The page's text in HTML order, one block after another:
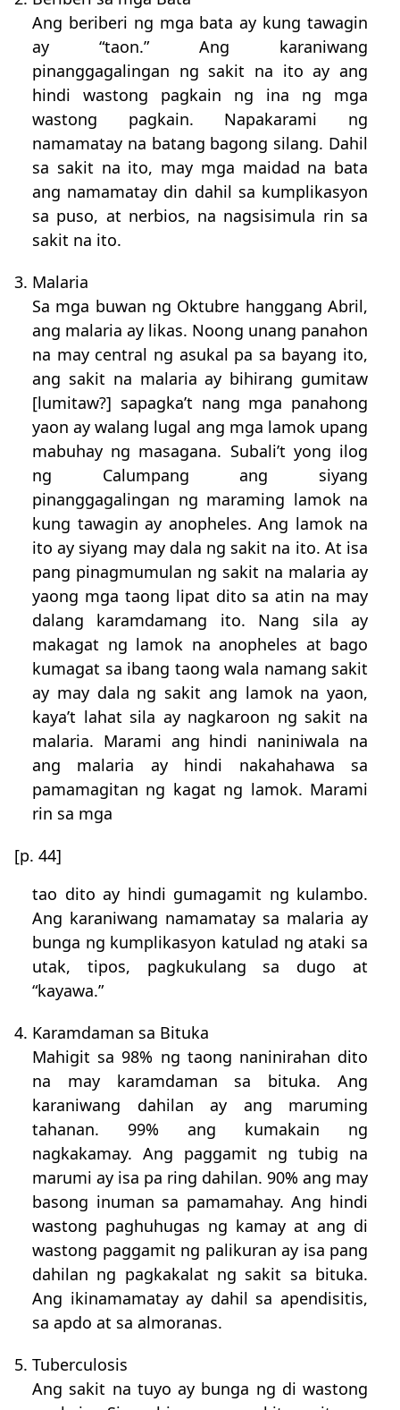
Ang beriberi ng mga bata ay kung tawagin
ay “taon.” Ang karaniwang
pinanggagalingan ng sakit na ito ay ang
hindi wastong pagkain ng ina ng mga
wastong pagkain. Napakarami ng
namamatay na batang bagong silang. Dahil
sa sakit na ito, may mga maidad na bata
ang namamatay din dahil sa kumplikasyon
sa puso, at nerbios, na nagsisimula rin sa
sakit na ito.
3. Malaria
Sa mga buwan ng Oktubre hanggang Abril,
ang malaria ay likas. Noong unang panahon
na may central ng asukal pa sa bayang ito,
ang sakit na malaria ay bihirang gumitaw
[lumitaw?] sapagka’t nang mga panahong
yaon ay walang lugal ang mga lamok upang
mabuhay ng masagana. Subali’t yong ilog
ng Calumpang ang siyang
pinanggagalingan ng maraming lamok na
kung tawagin ay anopheles. Ang lamok na
ito ay siyang may dala ng sakit na ito. At isa
pang pinagmumulan ng sakit na malaria ay
yaong mga taong lipat dito sa atin na may
dalang karamdamang ito. Nang sila ay
makagat ng lamok na anopheles at bago
kumagat sa ibang taong wala namang sakit
ay may dala ng sakit ang lamok na yaon,
kaya’t lahat sila ay nagkaroon ng sakit na
malaria. Marami ang hindi naniniwala na
ang malaria ay hindi nakahahawa sa
pamamagitan ng kagat ng lamok. Marami
rin sa mga
[p. 44]
tao dito ay hindi gumagamit ng kulambo.
Ang karaniwang namamatay sa malaria ay
bunga ng kumplikasyon katulad ng ataki sa
utak, tipos, pagkukulang sa dugo at
“kayawa.”
4. Karamdaman sa Bituka
Mahigit sa 98% ng taong naninirahan dito
na may karamdaman sa bituka. Ang
karaniwang dahilan ay ang maruming
tahanan. 99% ang kumakain ng
nagkakamay. Ang paggamit ng tubig na
marumi ay isa pa ring dahilan. 90% ang may
basong inuman sa pamamahay. Ang hindi
wastong paghuhugas ng kamay at ang di
wastong paggamit ng palikuran ay isa pang
dahilan ng pagkakalat ng sakit sa bituka.
Ang ikinamamatay ay dahil sa apendisitis,
sa apdo at sa almoranas.
5. Tuberculosis
Ang sakit na tuyo ay bunga ng di wastong